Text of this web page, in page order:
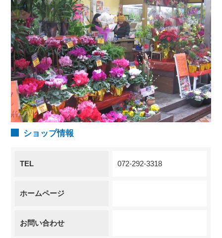
ショップ情報
TEL 072-292-3318
ホームページ
お問い合わせ